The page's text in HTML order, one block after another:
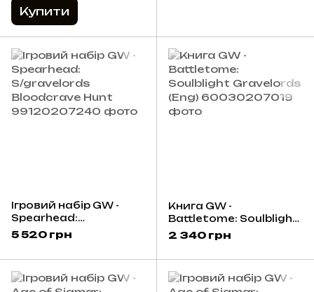
Купити
Ігровий набір GW -
Spearhead:
S/gravelords
Bloodcrave Hunt
5 520 грн
Книга GW -
Battletome: Soulblight
Gravelords (Eng)
2 340 грн